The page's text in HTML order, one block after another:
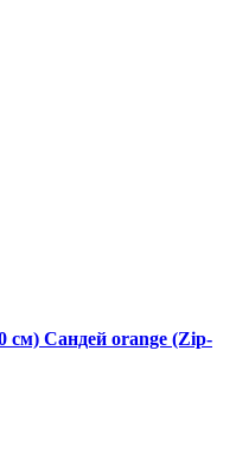
см) Сандей orange (Zip-